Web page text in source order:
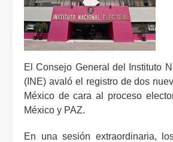
El Consejo General del Instituto
(INE) avaló el registro de dos
México de cara al proceso
México y PAZ.
En una sesión extraordinaria,